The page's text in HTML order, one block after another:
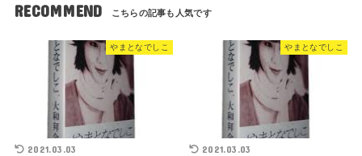
RECOMMEND
やまとなでしこ
2021.03.03
やまとなでしこ
2021.03.03